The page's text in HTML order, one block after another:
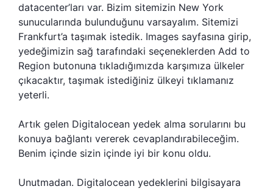
datacenter’ları var. Bizim sitemizin New York
sunucularında bulunduğunu varsayalım. Sitemizi
Frankfurt’a taşımak istedik. Images sayfasına girip,
yedeğimizin sağ tarafındaki seçeneklerden Add to
Region butonuna tıkladığımızda karşımıza ülkeler
çıkacaktır, taşımak istediğiniz ülkeyi tıklamanız
yeterli.
Artık gelen Digitalocean yedek alma sorularını bu
konuya bağlantı vererek cevaplandırabileceğim.
Benim içinde sizin içinde iyi bir konu oldu.
Unutmadan. Digitalocean yedeklerini bilgisayara